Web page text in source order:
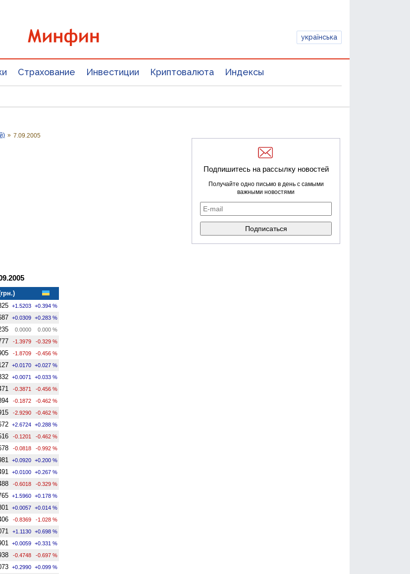
українська
Страхование Инвестиции Криптовалюта Индексы
» 7.09.2005
+1.5203 +0.394 %
+0.0309 +0.283 %
0.0000 0.000 %
-1.3979 -0.329 %
-1.8709 -0.456 %
+0.0170 +0.027 %
+0.0071 +0.033 %
-0.3871 -0.456 %
-0.1872 -0.462 %
-2.9290 -0.462 %
+2.6724 +0.288 %
-0.1201 -0.462 %
-0.0818 -0.992 %
+0.0920 +0.200 %
+0.0100 +0.267 %
-0.6018 -0.329 %
+1.5960 +0.178 %
+0.0057 +0.014 %
-0.8369 -1.028 %
+1.1130 +0.698 %
+0.0059 +0.331 %
-0.4748 -0.697 %
+0.2990 +0.099 %
Подпишитесь на рассылку новостей
Получайте одно письмо в день с самыми
важными новостями